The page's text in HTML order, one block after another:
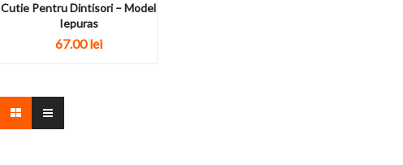
Cutie Pentru Dintisori – Model
Iepuras
67.00lei